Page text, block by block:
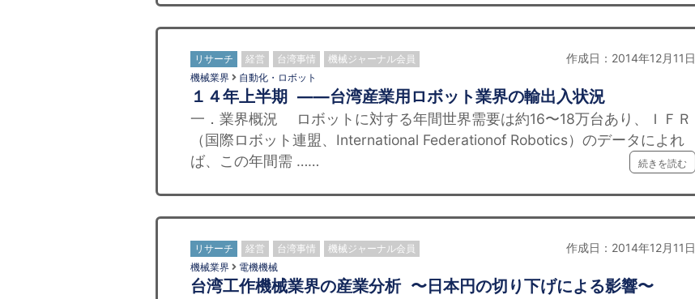
リサーチ 経営 台湾事情 機械ジャーナル会員 作成日：2014年12月11日
機械業界 自動化・ロボット
１４年上半期 ——台湾産業用ロボット業界の輸出入状況
一．業界概況 ロボットに対する年間世界需要は約16〜18万台あり、ＩＦＲ
（国際ロボット連盟、International Federationof Robotics）のデータによれ
ば、この年間需 ……
続きを読む
リサーチ 経営 台湾事情 機械ジャーナル会員 作成日：2014年12月11日
機械業界 電機機械
台湾工作機械業界の産業分析 〜日本円の切り下げによる影響〜